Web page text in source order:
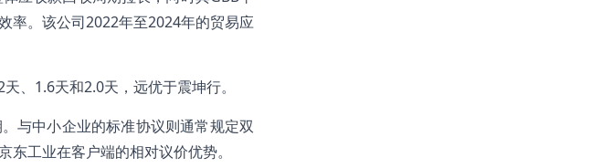
率。该公司2022年至2024年的贸易应
、1.6天和2.0天，远优于震坤行。
与中小企业的标准协议则通常规定双
工业在客户端的相对议价优势。